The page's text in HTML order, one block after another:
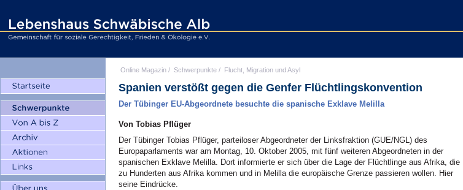
Online Magazin / Schwerpunkte / Flucht, Migration und Asyl
Spanien verstößt gegen die Genfer Flüchtlingskonvention
Der Tübinger EU-Abgeordnete besuchte die spanische Exklave Melilla
Von Tobias Pflüger
Der Tübinger Tobias Pflüger, parteiloser Abgeordneter der Linksfraktion (GUE/NGL) des
Europaparlaments war am Montag, 10. Oktober 2005, mit fünf weiteren Abgeordneten in der
spanischen Exklave Melilla. Dort informierte er sich über die Lage der Flüchtlinge aus Afrika, die
zu Hunderten aus Afrika kommen und in Melilla die europäische Grenze passieren wollen. Hier
seine Eindrücke.